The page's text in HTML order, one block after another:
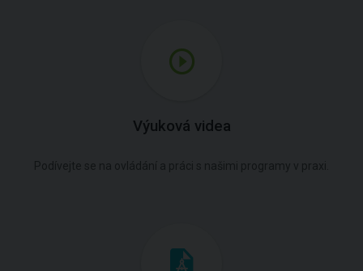
Výuková videa